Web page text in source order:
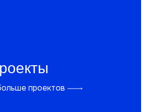
проектов